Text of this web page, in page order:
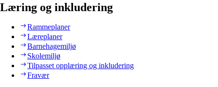
Læring og inkludering
Rammeplaner
Læreplaner
Barnehagemiljø
Skolemiljø
Tilpasset opplæring og inkludering
Fravær